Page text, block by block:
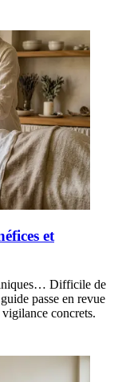
et
Difficile de
passe en revue
concrets.